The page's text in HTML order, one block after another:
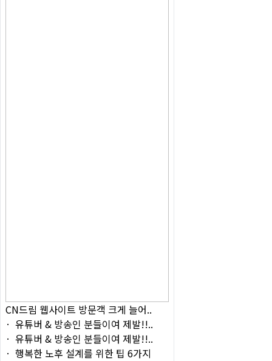
CN드림 웹사이트 방문객 크게 늘어..
유튜버 & 방송인 분들이여 제발!!..
유튜버 & 방송인 분들이여 제발!!..
행복한 노후 설계를 위한 팁 6가지